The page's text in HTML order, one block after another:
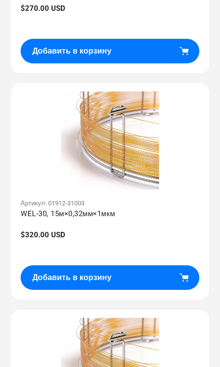
Обычная
$270.00 USD
Добавить в корзину
Артикул: 01912-31003
WEL-30, 15м×0,32мм×1мкм
Обычная
$320.00 USD
Добавить в корзину